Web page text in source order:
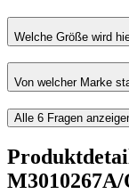
Welche Größe wird
Von welcher Marke
Alle 6 Fragen
M3010267A/